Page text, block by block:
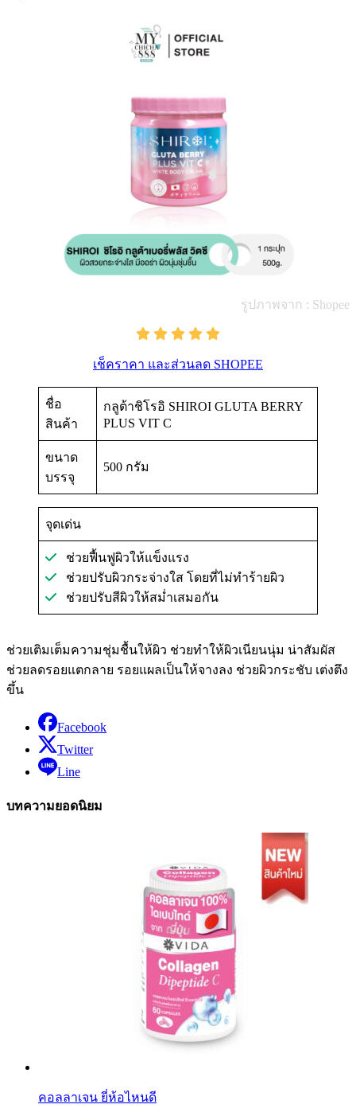
รูปภาพจาก : Shopee
เช็คราคา และส่วนลด SHOPEE
ชื่อ
สินค้า
กลูต้าชิโรอิ SHIROI GLUTA BERRY
PLUS VIT C
ขนาด
บรรจุ
500 กรัม
จุดเด่น
ช่วยฟื้นฟูผิวให้แข็งแรง
ช่วยปรับผิวกระจ่างใส โดยที่ไม่ทำร้ายผิว
ช่วยปรับสีผิวให้สม่ำเสมอกัน
ช่วยเติมเต็มความชุ่มชื้นให้ผิว ช่วยทำให้ผิวเนียนนุ่ม น่าสัมผัส
ช่วยลดรอยแตกลาย รอยแผลเป็นให้จางลง ช่วยผิวกระชับ เต่งตึง
ขึ้น
Facebook
Twitter
Line
บทความยอดนิยม
คอลลาเจน ยี่ห้อไหนดี